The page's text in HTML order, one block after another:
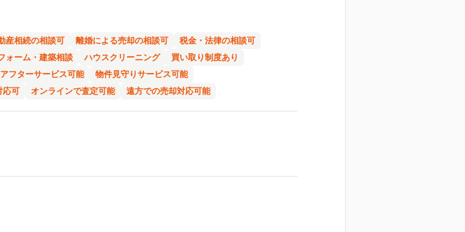
産相続の相談可 離婚による売却の相談可
税金・法律の相談可
ォーム・建築相談 ハウスクリーニング
買い取り制度あり
アフターサービス可能
物件見守りサービス可能
応可 オンラインで査定可能 遠方での売却対応可能